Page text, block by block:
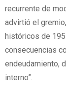
recurrente de
advirtió el
históricos de
consecuencias
endeudamiento,
interno”.